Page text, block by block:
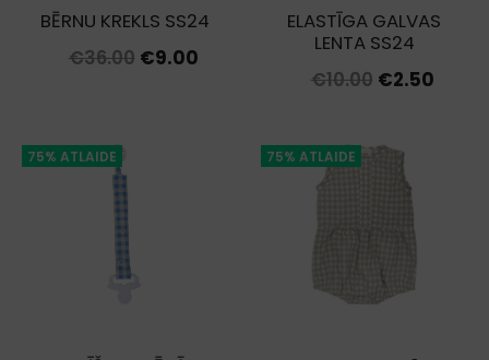
BĒRNU KREKLS SS24
€36.00 Original
€9.00Current
ELASTĪGA GALVAS
LENTA SS24
€10.00 Original
was:
€10.00.
€2.50
75% ATLAIDE 75% ATLAIDE